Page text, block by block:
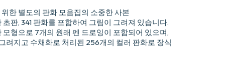
한 별도의 판화 모음집의 소중한 사본
판, 341 판화를 포함하여 그림이 그려져 있습니다.
형으로 7개의 원래 펜 드로잉이 포함되어 있으며,
려지고 수채화로 처리된 256개의 컬러 판화로 장식